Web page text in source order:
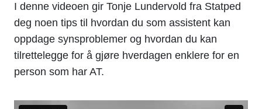
I denne videoen gir Tonje Lundervold fra Statped
deg noen tips til hvordan du som assistent kan
oppdage synsproblemer og hvordan du kan
tilrettelegge for å gjøre hverdagen enklere for en
person som har AT.